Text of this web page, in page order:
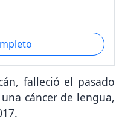
falleció el pasado
cáncer de lengua,